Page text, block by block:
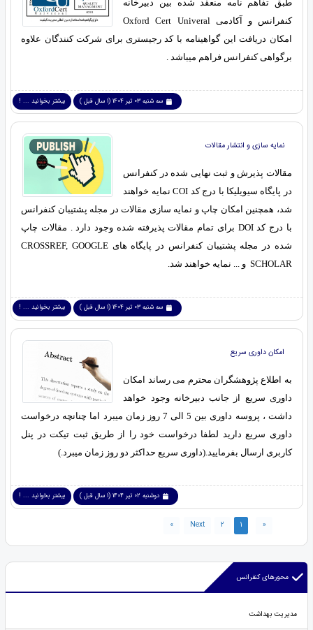
طبق تفاهم نامه منعقد شده بین دبیرخانه
کنفرانس و آکادمی Oxford Cert Univeral
امکان دریافت این گواهینامه با کد رجیستری برای شرکت کنندگان علاوه
برگواهی کنفرانس فراهم میباشد .
سه شنبه 03 تیر 1404 (1 سال قبل ) بیشتر بخوانید ... !
نمایه سازی و انتشار مقالات
مقالات پذیرش و ثبت نهایی شده در کنفرانس
در پایگاه سیویلیکا با درج کد COI نمایه خواهند
شد، همچنین امکان چاپ و نمایه سازی مقالات در مجله پشتیبان کنفرانس
با درج کد DOI برای تمام مقالات پذیرفته شده وجود دارد . مقالات چاپ
شده در مجله پشتیبان کنفرانس در پایگاه های CROSSREF, GOOGLE
SCHOLAR و ... نمایه خواهند شد.
سه شنبه 03 تیر 1404 (1 سال قبل ) بیشتر بخوانید ... !
امکان داوری سریع
به اطلاع پژوهشگران محترم می رساند امکان
داوری سریع از جانب دبیرخانه وجود خواهد
داشت ، پروسه داوری بین 5 الی 7 روز زمان میبرد اما چنانچه درخواست
داوری سریع دارید لطفا درخواست خود را از طریق ثبت تیکت در پنل
کاربری ارسال بفرمایید.(داوری سریع حداکثر دو روز زمان میبرد.)
دوشنبه 02 تیر 1404 (1 سال قبل ) بیشتر بخوانید ... !
«
1
2
Next
»
محورهای کنفرانس
مدیریت بهداشت